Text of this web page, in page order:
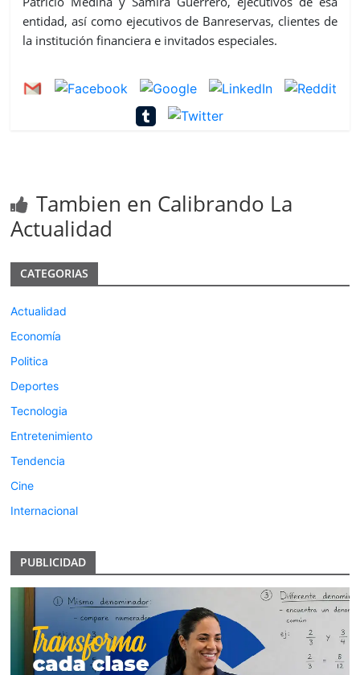
entidad, así como ejecutivos de Banreservas, clientes de
la institución financiera e invitados especiales.
Tambien en Calibrando La
Actualidad
CATEGORIAS
Actualidad
Economía
Politica
Deportes
Tecnologia
Entretenimiento
Tendencia
Cine
Internacional
PUBLICIDAD